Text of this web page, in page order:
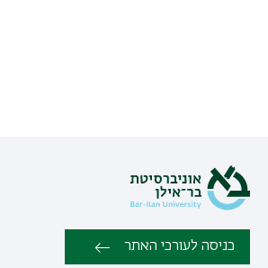
כניסה לעורכי האתר